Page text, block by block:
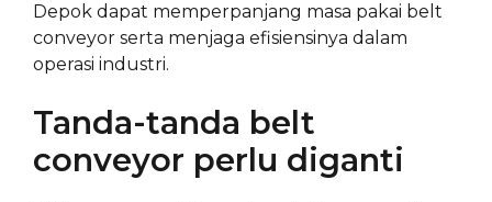
Depok dapat memperpanjang masa pakai belt
conveyor serta menjaga efisiensinya dalam
operasi industri.
Tanda-tanda belt
conveyor perlu diganti